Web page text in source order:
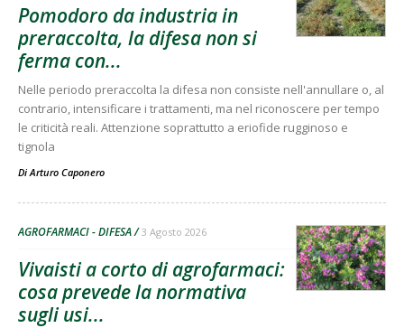
Pomodoro da industria in
preraccolta, la difesa non si
ferma con...
Nelle periodo preraccolta la difesa non consiste nell'annullare o, al
contrario, intensificare i trattamenti, ma nel riconoscere per tempo
le criticità reali. Attenzione soprattutto a eriofide rugginoso e
tignola
Di Arturo Caponero
AGROFARMACI - DIFESA 3 Agosto 2026
Vivaisti a corto di agrofarmaci:
cosa prevede la normativa
sugli usi...